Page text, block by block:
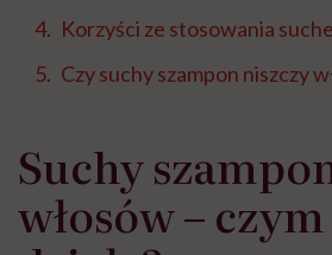
Korzyści ze stosowania
Czy suchy szampon niszczy
Suchy
włosów –